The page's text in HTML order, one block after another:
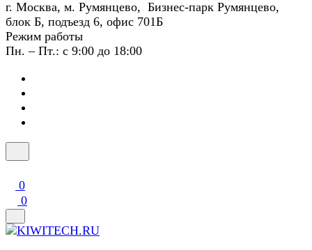
г. Москва, м. Румянцево, Бизнес-парк Румянцево,
блок Б, подъезд 6, офис 701Б
Режим работы
Пн. – Пт.: с 9:00 до 18:00
0
0